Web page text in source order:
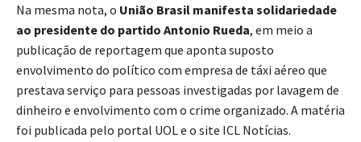
Na mesma nota, o União Brasil manifesta solidariedade
ao presidente do partido Antonio Rueda, em meio a
publicação de reportagem que aponta suposto
envolvimento do político com empresa de táxi aéreo que
prestava serviço para pessoas investigadas por lavagem de
dinheiro e envolvimento com o crime organizado. A matéria
foi publicada pelo portal UOL e o site ICL Notícias.